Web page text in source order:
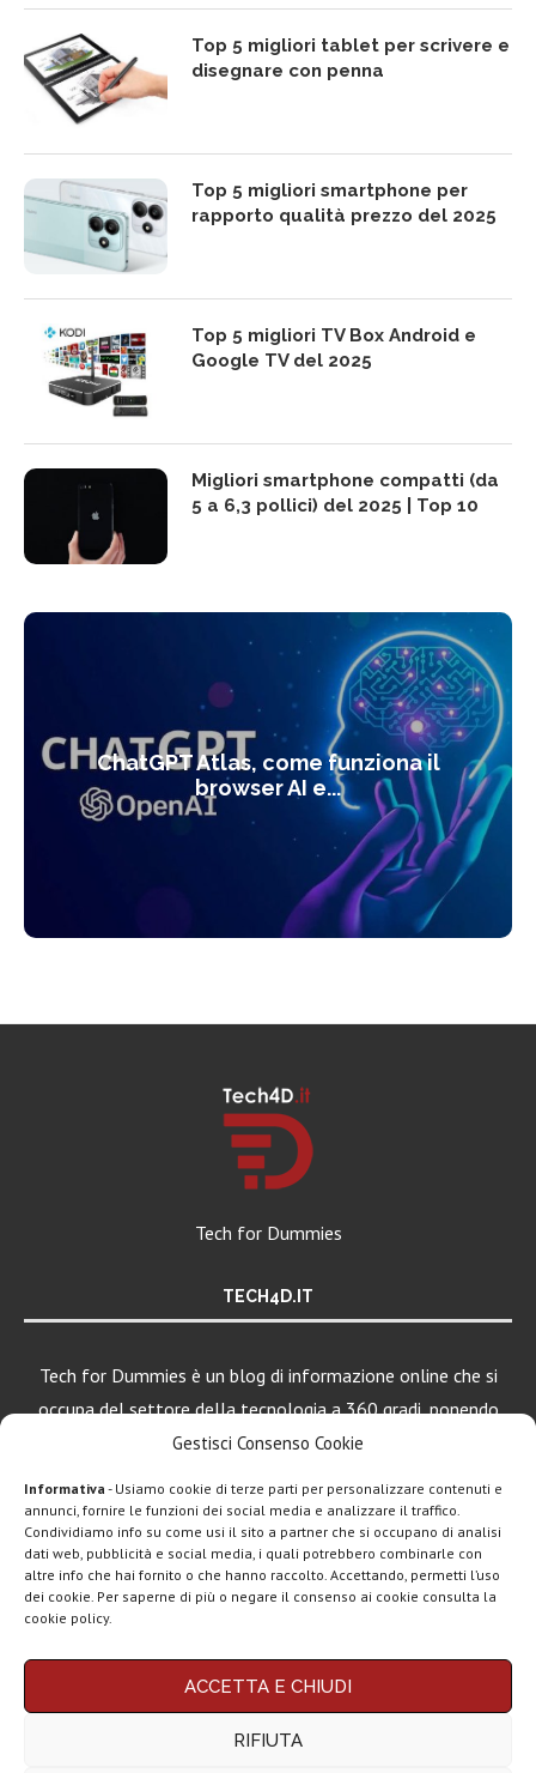
Gestisci Consenso Cookie
Informativa - Usiamo cookie di terze parti per personalizzare contenuti e
annunci, fornire le funzioni dei social media e analizzare il traffico.
Condividiamo info su come usi il sito a partner che si occupano di analisi
dati web, pubblicità e social media, i quali potrebbero combinarle con
altre info che hai fornito o che hanno raccolto. Accettando, permetti l’uso
dei cookie. Per saperne di più o negare il consenso ai cookie consulta la
cookie policy.
ACCETTA E CHIUDI
RIFIUTA
Top 5 migliori tablet per scrivere e
disegnare con penna
Top 5 migliori smartphone per
rapporto qualità prezzo del 2025
Top 5 migliori TV Box Android e
Google TV del 2025
Migliori smartphone compatti (da
5 a 6,3 pollici) del 2025 | Top 10
ChatGPT Atlas, come funziona il
browser AI e...
Tech for Dummies
TECH4D.IT
Tech for Dummies è un blog di informazione online che si
occupa del settore della tecnologia a 360 gradi, ponendo
una particolare attenzione al mondo Android, Apple e
Chi siamo Contatti Disclaimer Privacy policy
Questo blog non rappresenta una testata giornalistica in quanto viene aggiornato
LEGGI ANCHE
Motorola rinnova
per intenditori...